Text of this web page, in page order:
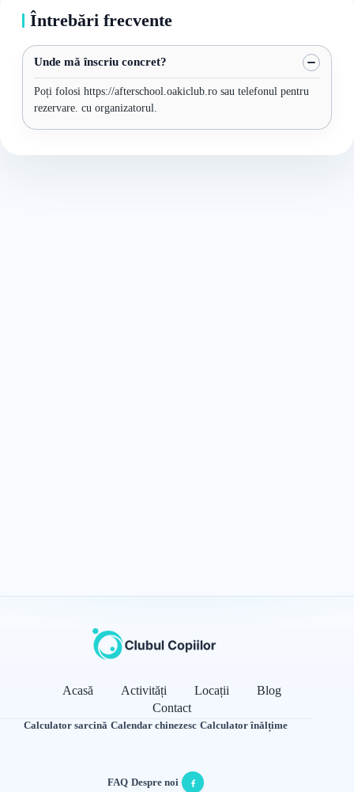
Întrebări frecvente
Unde mă înscriu concret?
Poți folosi https://afterschool.oakiclub.ro sau telefonul pentru
rezervare. cu organizatorul.
Acasă Activități Locații
Blog
Contact
Calculator sarcină·Calendar chinezesc·Calculator înălțime
FAQ·Despre noi·